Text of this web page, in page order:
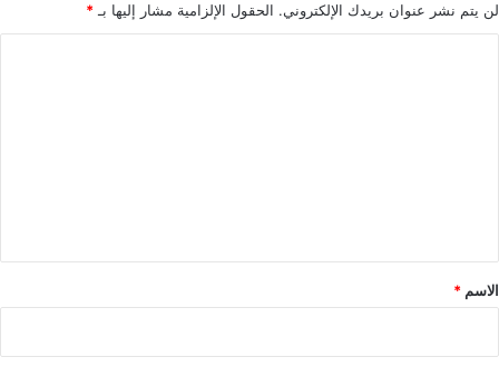
لن يتم نشر عنوان بريدك الإلكتروني. الحقول الإلزامية مشار إليها بـ *
*
الاسم *